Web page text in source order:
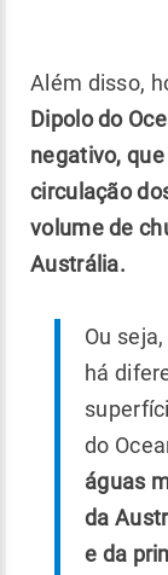
Além disso,
Dipolo do
negativo,
circulação
volume de
Austrália.
Ou
há
do
águas
da
e da